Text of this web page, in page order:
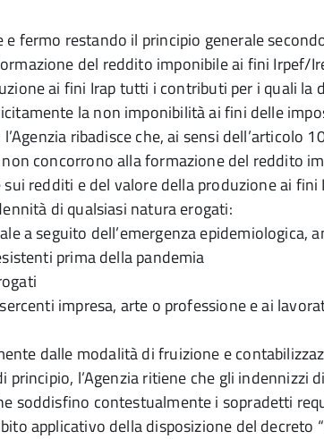
e fermo restando il principio generale
del reddito imponibile ai fini Irpef/
ai fini Irap tutti i contributi per i quali la
la non imponibilità ai fini delle
ribadisce che, ai sensi dell’articolo
non concorrono alla formazione del reddito
redditi e del valore della produzione ai fini
di qualsiasi natura erogati:
a seguito dell’emergenza epidemiologica,
prima della pandemia
impresa, arte o professione e ai
dalle modalità di fruizione e
principio, l’Agenzia ritiene che gli indennizzi
soddisfino contestualmente i sopradetti
applicativo della disposizione del decreto